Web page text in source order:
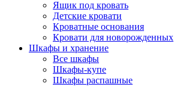
Ящик под кровать
Детские кровати
Кроватные основания
Кровати для новорожденных
Шкафы и хранение
Все шкафы
Шкафы-купе
Шкафы распашные